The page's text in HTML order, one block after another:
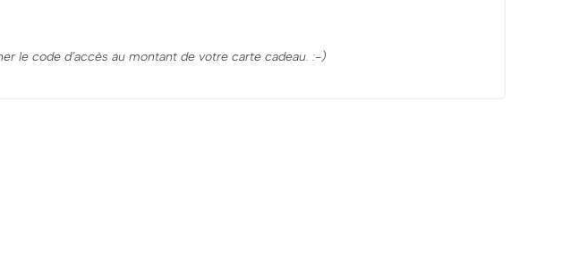
le code d’accès au montant de votre carte cadeau. :-)